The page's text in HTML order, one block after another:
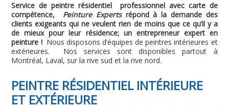
Service de peintre résidentiel professionnel avec carte de
compétence,
Peinture Expertsrépond à la demande des
clients exigeants qui ne veulent rien de moins que ce qu’il y a
de mieux pour leur résidence; un entrepreneur expert en
peinture !Nous disposons d’équipes de peintres intérieures et
extérieures. Nos services sont disponibles partout à
Montréal, Laval, sur la rive sud et la rive nord.
PEINTRE RÉSIDENTIEL INTÉRIEURE
ET EXTÉRIEURE